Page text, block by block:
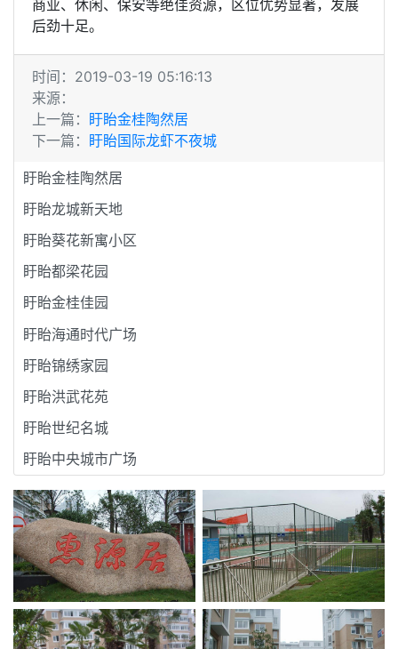
商业、休闲、保安等绝佳资源，区位优势显著，发展
后劲十足。
时间：2019-03-19 05:16:13
来源：
上一篇： 盱眙金桂陶然居
下一篇： 盱眙国际龙虾不夜城
盱眙金桂陶然居
盱眙龙城新天地
盱眙葵花新寓小区
盱眙都梁花园
盱眙金桂佳园
盱眙海通时代广场
盱眙锦绣家园
盱眙洪武花苑
盱眙世纪名城
盱眙中央城市广场